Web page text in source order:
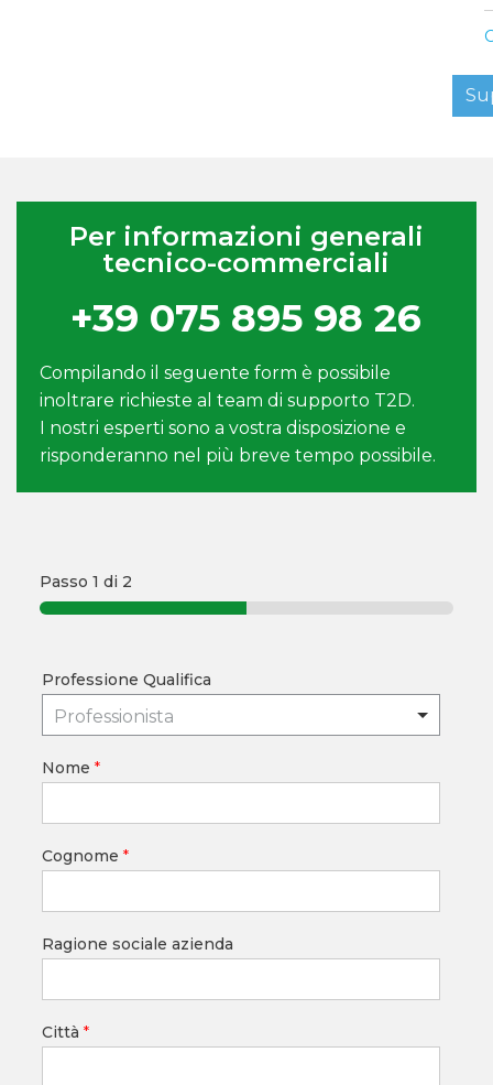
Per informazioni generali
tecnico-commerciali
+39 075 895 98 26
Compilando il seguente form è possibile
inoltrare richieste al team di supporto T2D.
I nostri esperti sono a vostra disposizione e
risponderanno nel più breve tempo possibile.
Passo 1 di 2
Professione Qualifica
Professionista
Nome *
Cognome *
Ragione sociale azienda
Città *